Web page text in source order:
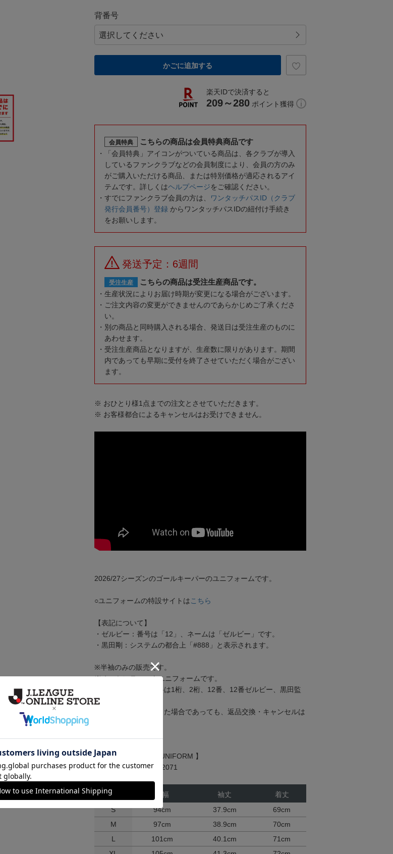
背番号
かごに追加する
楽天IDで決済すると
209～280 ポイント獲得
会員特典 こちらの商品は会員特典商品です
「会員特典」アイコンがついている商品は、各クラブが導入
しているファンクラブなどの会員制度により、会員の方のみ
がご購入いただける商品、または特別価格が適応されるアイ
テムです。詳しくはヘルプページをご確認ください。
すでにファンクラブ会員の方は、
ワンタッチパスID（クラブ
発行会員番号）登録 からワンタッチパスIDの紐付け手続き
をお願いします。
発送予定：6週間
受注生産 こちらの商品は受注生産商品です。
生産状況によりお届け時期が変更になる場合がございます。
ご注文内容の変更ができませんのであらかじめご了承くださ
い。
別の商品と同時購入される場合、発送日は受注生産のものに
あわせます。
受注生産商品となりますが、生産数に限りがあります。期間
内であっても早期に受付を終了させていただく場合がござい
ます。
※ おひとり様1点までの注文とさせていただきます。
※ お客様都合によるキャンセルはお受けできません。
2026/27シーズンのゴールキーパーのユニフォームです。
○ユニフォームの特設サイトはこちら
【表記について】
・ゼルビー：番号は「12」、ネームは「ゼルビー」です。
・黒田剛：システムの都合上「#888」と表示されます。
※半袖のみの販売です。
※オーセンティックユニフォームです。
※背番号ネームの価格は1桁、2桁、12番、12番ゼルビー、黒田監
督で異なります。
※移籍・退団が発生した場合であっても、返品交換・キャンセルは
【 adidas 2026/27 UNIFORM 】
メーカー品番：mz002071
サイズ 胸幅 袖丈
着丈
S
94cm 37.9cm
69cm
M
97cm 38.9cm
70cm
L
101cm 40.1cm
71cm